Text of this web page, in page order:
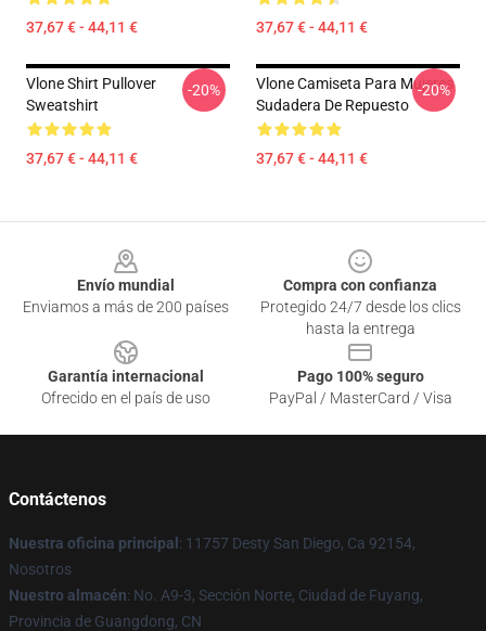
37,67 € - 44,11 € 37,67 € - 44,11 €
Vlone Shirt Pullover
Sweatshirt
37,67 € - 44,11 €
-20%
Vlone Camiseta Para Mujeres
Sudadera De Repuesto
37,67 € - 44,11 €
-20%
Envío mundial
Enviamos a más de 200 países
Compra con confianza
Protegido 24/7 desde los clics
hasta la entrega
Garantía internacional
Ofrecido en el país de uso
Pago 100% seguro
PayPal / MasterCard / Visa
Contáctenos
Nuestra oficina principal : 11757 Desty San Diego, Ca 92154,
Nosotros
Nuestro almacén: No. A9-3, Sección Norte, Ciudad de Fuyang,
Provincia de Guangdong, CN